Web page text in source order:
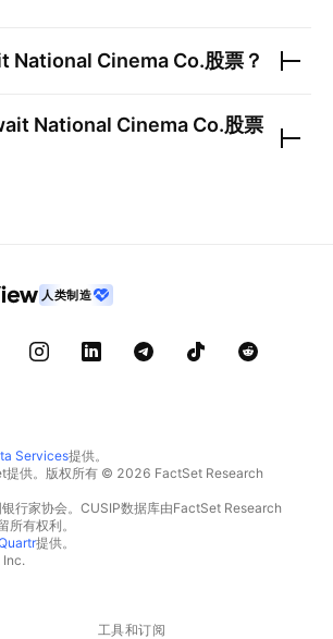
National Cinema Co.股票？
National Cinema Co.股票
人类制造
Services提供。
提供。版权所有 © 2026 FactSet Research
行家协会。CUSIP数据库由FactSet Research
所有权利。
提供。
工具和订阅